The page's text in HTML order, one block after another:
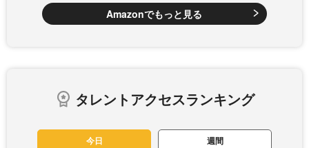
Amazonでもっと見る
タレントアクセスランキング
今日 週間